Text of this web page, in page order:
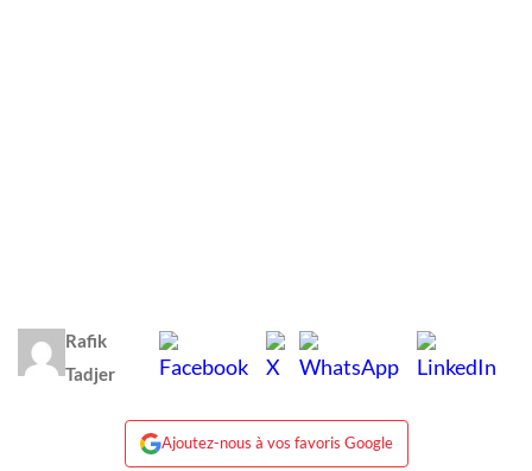
Rafik
Tadjer
Ajoutez-nous à vos favoris Google